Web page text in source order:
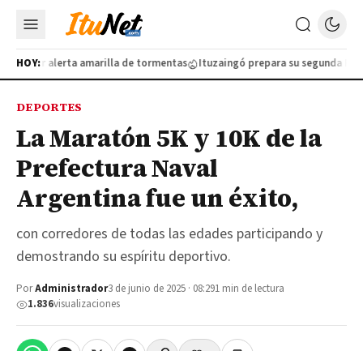
HOY:
por alerta amarilla de tormentas Ituzaingó prepara su segunda
DEPORTES
La Maratón 5K y 10K de la
Prefectura Naval
Argentina fue un éxito,
con corredores de todas las edades participando y
demostrando su espíritu deportivo.
PorAdministrador3 de junio de 2025 · 08:291 min de lectura
1.836visualizaciones